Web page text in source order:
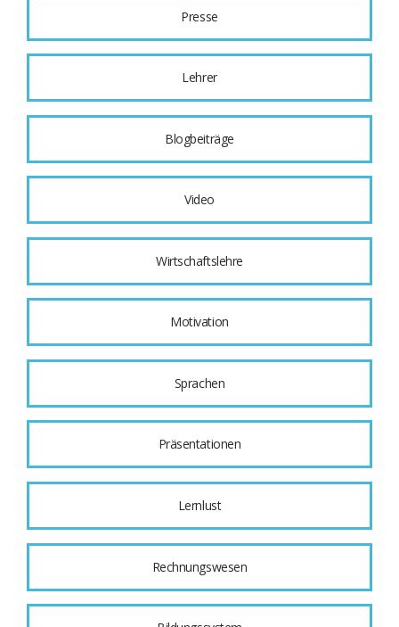
Presse
Lehrer
Blogbeiträge
Video
Wirtschaftslehre
Motivation
Sprachen
Präsentationen
Lernlust
Rechnungswesen